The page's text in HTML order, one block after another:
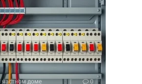
частном доме 0